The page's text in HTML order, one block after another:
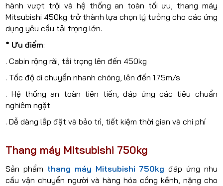
hành vượt trội và hệ thống an toàn tối ưu, thang máy
Mitsubishi 450kg trở thành lựa chọn lý tưởng cho các ứng
dụng yêu cầu tải trọng lớn.
* Ưu điểm:
. Cabin rộng rãi, tải trọng lên đến 450kg
. Tốc độ di chuyển nhanh chóng, lên đến 1.75m/s
. Hệ thống an toàn tiên tiến, đáp ứng các tiêu chuẩn
nghiêm ngặt
. Dễ dàng lắp đặt và bảo trì, tiết kiệm thời gian và chi phí
Thang máy Mitsubishi 750kg
Sản phẩm thang máy Mitsubishi 750kg đáp ứng nhu
cầu vận chuyển người và hàng hóa cồng kềnh, nặng cho